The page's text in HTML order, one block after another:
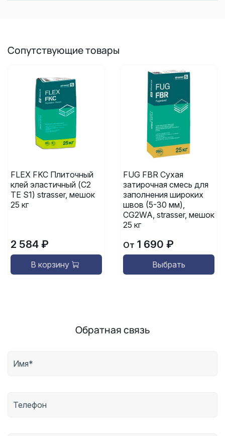
Сопутствующие товары
FLEX FKC Плиточный
клей эластичный (C2
TE S1) strasser, мешок
25 кг
2 584 ₽
В корзину
FUG FBR Сухая
затирочная смесь для
заполнения широких
швов (5-30 мм),
CG2WA, strasser, мешок
25 кг
От 1 690 ₽
Выбрать
Обратная связь